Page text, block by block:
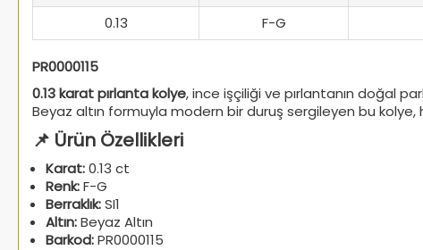
0.13
F-G
PR0000115
0.13 karat pırlanta kolye, ince işçiliği ve pırlantanın doğal
Beyaz altın formuyla modern bir duruş sergileyen bu kolye,
📌 Ürün Özellikleri
Karat:0.13 ct
Renk:F-G
Berraklık:SI1
Altın:Beyaz Altın
Barkod:PR0000115